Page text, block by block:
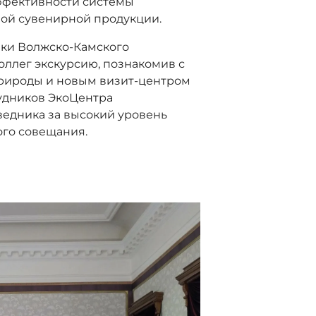
сувенирной продукции.
Волжско-Камского
экскурсию, познакомив с
и новым визит-центром
ЭкоЦентра
за высокий уровень
совещания.